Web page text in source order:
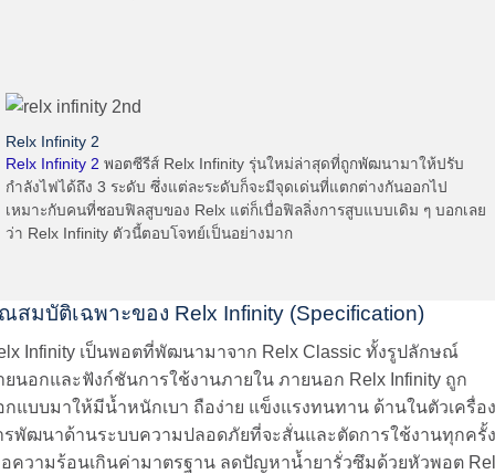
Relx Infinity 2
Relx Infinity 2 พอตซีรีส์ Relx Infinity รุ่นใหม่ล่าสุดที่ถูกพัฒนามาให้ปรับ
กำลังไฟได้ถึง 3 ระดับ ซึ่งแต่ละระดับก็จะมีจุดเด่นที่แตกต่างกันออกไป
เหมาะกับคนที่ชอบฟิลสูบของ Relx แต่ก็เบื่อฟิลลิ่งการสูบแบบเดิม ๆ บอกเลย
ว่า Relx Infinity ตัวนี้ตอบโจทย์เป็นอย่างมาก
สมบัติเฉพาะของ Relx Infinity (Specification)
Infinity เป็นพอตที่พัฒนามาจาก Relx Classic ทั้งรูปลักษณ์
ยนอกและฟังก์ชันการใช้งานภายใน ภายนอก Relx Infinity ถูก
กแบบมาให้มีน้ำหนักเบา ถือง่าย แข็งแรงทนทาน ด้านในตัวเครื่อ
รพัฒนาด้านระบบความปลอดภัยที่จะสั่นและตัดการใช้งานทุกครั้ง
อความร้อนเกินค่ามาตรฐาน ลดปัญหาน้ำยารั่วซึมด้วยหัวพอต